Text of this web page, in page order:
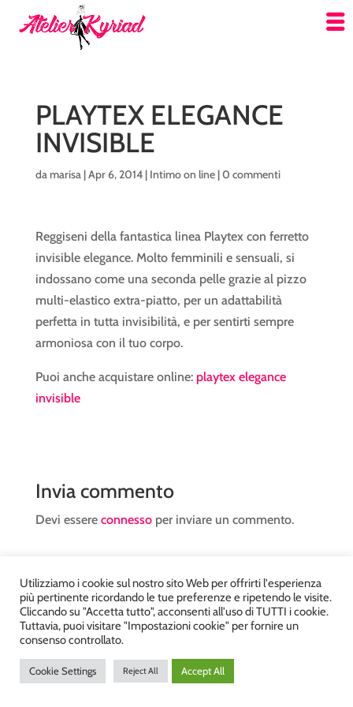
PLAYTEX ELEGANCE
INVISIBLE
damarisa|Apr 6, 2014| Intimo on line|0 commenti
Reggiseni della fantastica linea Playtex con ferretto
invisible elegance. Molto femminili e sensuali, si
indossano come una seconda pelle grazie al pizzo
multi-elastico extra-piatto, per un adattabilità
perfetta in tutta invisibilità, e per sentirti sempre
armoniosa con il tuo corpo.
Puoi anche acquistare online: playtex elegance
invisible
Invia commento
Devi essere connessoper inviare un commento.
Atelier Kyriad da Mary – via Carducci, 12 – Chiavenna –
realizzato da
DiegoGiuriani.com
Utilizziamo i cookie sul nostro sito Web per offrirti l'esperienza
più pertinente ricordando le tue preferenze e ripetendo le visite.
Cliccando su "Accetta tutto", acconsenti all'uso di TUTTI i cookie.
Tuttavia, puoi visitare "Impostazioni cookie" per fornire un
consenso controllato.
Cookie Settings Reject All Accept All